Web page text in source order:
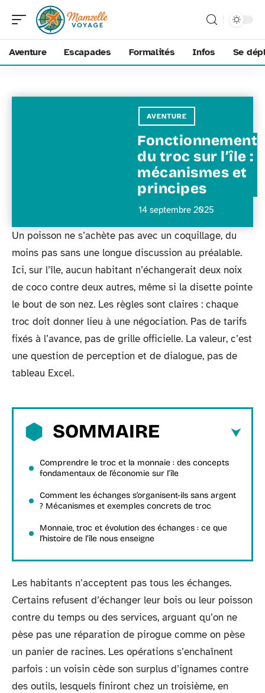
Aventure Escapades Formalités Infos Se
AVENTURE
Fonctionnement
du troc sur l’île :
mécanismes et
principes
14 septembre 2025
Un poisson ne s’achète pas avec un coquillage, du
moins pas sans une longue discussion au préalable.
Ici, sur l’île, aucun habitant n’échangerait deux noix
de coco contre deux autres, même si la disette pointe
le bout de son nez. Les règles sont claires : chaque
troc doit donner lieu à une négociation. Pas de tarifs
fixés à l’avance, pas de grille officielle. La valeur, c’est
une question de perception et de dialogue, pas de
tableau Excel.
SOMMAIRE
Comprendre le troc et la monnaie : des concepts
fondamentaux de l’économie sur l’île
Comment les échanges s’organisent-ils sans argent
? Mécanismes et exemples concrets de troc
Monnaie, troc et évolution des échanges : ce que
l’histoire de l’île nous enseigne
Les habitants n’acceptent pas tous les échanges.
Certains refusent d’échanger leur bois ou leur poisson
contre du temps ou des services, arguant qu’on ne
pèse pas une réparation de pirogue comme on pèse
un panier de racines. Les opérations s’enchaînent
parfois : un voisin cède son surplus d’ignames contre
des outils, lesquels finiront chez un troisième, en